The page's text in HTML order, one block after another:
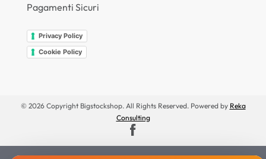
Pagamenti Sicuri
Privacy Policy
Cookie Policy
© 2026 Copyright Bigstockshop. All Rights Reserved. Powered by Reka
Consulting